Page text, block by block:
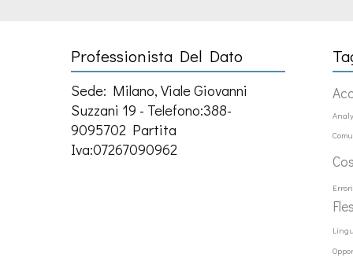
Professionista Del Dato
Sede: Milano, Viale Giovanni
Suzzani 19 - Telefono:388-
9095702 Partita
Iva:07267090962
Errori